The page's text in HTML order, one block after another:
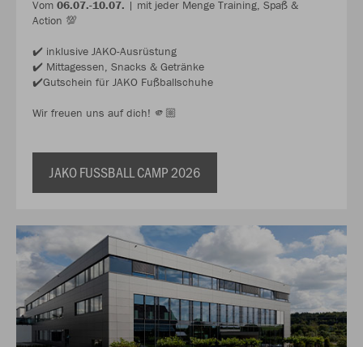
Vom 06.07.-10.07. | mit jeder Menge Training, Spaß &
Action 💯
✔️ inklusive JAKO-Ausrüstung
✔️ Mittagessen, Snacks & Getränke
✔️Gutschein für JAKO Fußballschuhe
Wir freuen uns auf dich! 🫵🏼
JAKO FUSSBALL CAMP 2026